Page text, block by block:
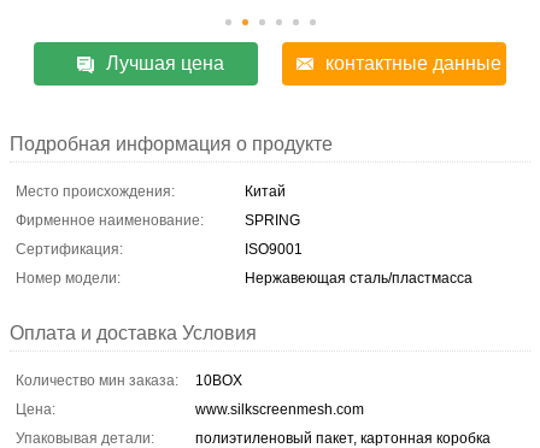
Лучшая цена контактные данные
Подробная информация о продукте
Место происхождения:
Китай
Фирменное наименование:
SPRING
Сертификация:
ISO9001
Номер модели:
Нержавеющая сталь/пластмасса
Оплата и доставка Условия
Количество мин заказа:
10BOX
Цена:
www.silkscreenmesh.com
Упаковывая детали:
полиэтиленовый пакет, картонная коробка